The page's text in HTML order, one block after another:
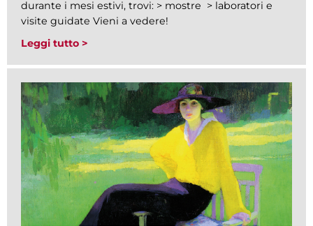
durante i mesi estivi, trovi: > mostre > laboratori e
visite guidate Vieni a vedere!
Leggi tutto >